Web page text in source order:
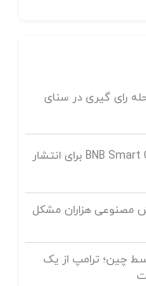
رای گیری در سنای
حمله سایبری با BNB Smart Chain برای انتشار
مصنوعی هزاران مشکل
چین؛ ترامپ از یک